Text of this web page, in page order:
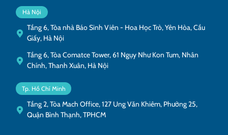
Hà Nội
Tầng 6, Tòa nhà Báo Sinh Viên - Hoa Học Trò, Yên Hòa, Cầu
Giấy, Hà Nội
Tầng 6, Tòa Comatce Tower, 61 Ngụy Như Kon Tum, Nhân
Chính, Thanh Xuân, Hà Nội
Tp. Hồ Chí Minh
Tầng 2, Tòa Mach Office, 127 Ung Văn Khiêm, Phường 25,
Quận Bình Thạnh, TPHCM